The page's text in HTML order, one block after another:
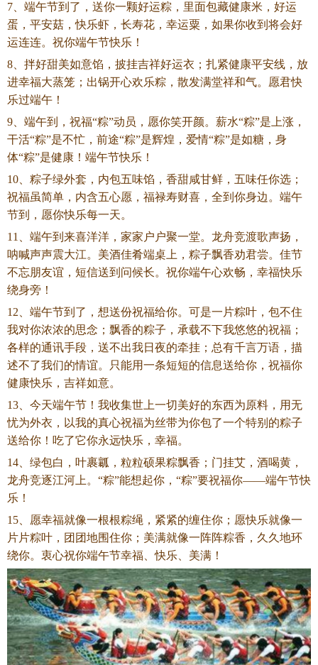
7、端午节到了，送你一颗好运粽，里面包藏健康米，好运
蛋，平安菇，快乐虾，长寿花，幸运粟，如果你收到将会好
运连连。祝你端午节快乐！
8、拌好甜美如意馅，披挂吉祥好运衣；扎紧健康平安线，放
进幸福大蒸笼；出锅开心欢乐粽，散发满堂祥和气。愿君快
乐过端午！
9、端午到，祝福“粽”动员，愿你笑开颜。薪水“粽”是上涨，
干活“粽”是不忙，前途“粽”是辉煌，爱情“粽”是如糖，身
体“粽”是健康！端午节快乐！
10、粽子绿外套，内包五味馅，香甜咸甘鲜，五味任你选；
祝福虽简单，内含五心愿，福禄寿财喜，全到你身边。端午
节到，愿你快乐每一天。
11、端午到来喜洋洋，家家户户聚一堂。龙舟竞渡歌声扬，
呐喊声声震大江。美酒佳肴端桌上，粽子飘香劝君尝。佳节
不忘朋友谊，短信送到问候长。祝你端午心欢畅，幸福快乐
绕身旁！
12、端午节到了，想送份祝福给你。可是一片粽叶，包不住
我对你浓浓的思念；飘香的粽子，承载不下我悠悠的祝福；
各样的通讯手段，送不出我日夜的牵挂；总有千言万语，描
述不了我们的情谊。只能用一条短短的信息送给你，祝福你
健康快乐，吉祥如意。
13、今天端午节！我收集世上一切美好的东西为原料，用无
忧为外衣，以我的真心祝福为丝带为你包了一个特别的粽子
送给你！吃了它你永远快乐，幸福。
14、绿包白，叶裹瓤，粒粒硕果粽飘香；门挂艾，酒喝黄，
龙舟竞逐江河上。“粽”能想起你，“粽”要祝福你——端午节快
乐！
15、愿幸福就像一根根粽绳，紧紧的缠住你；愿快乐就像一
片片粽叶，团团地围住你；美满就像一阵阵粽香，久久地环
绕你。衷心祝你端午节幸福、快乐、美满！